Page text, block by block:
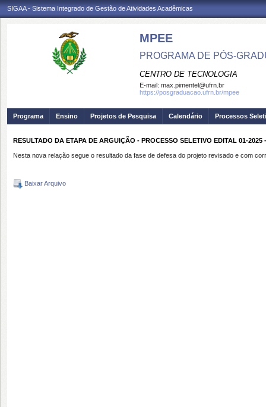
SIGAA - Sistema Integrado de Gestão de Atividades Acadêmicas
MPEE
PROGRAMA DE PÓS-
CENTRO DE TECNOLOGIA
E-mail: max.pimentel@ufrn.br
https://posgraduacao.ufrn.br/mpee
Programa Ensino Projetos de Pesquisa Calendário Processos
RESULTADO DA ETAPA DE ARGUIÇÃO - PROCESSO SELETIVO EDITAL 01-2025
Nesta nova relação segue o resultado da fase de defesa do projeto revisado e com
Baixar Arquivo